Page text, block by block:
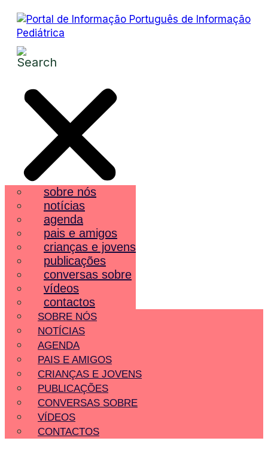
sobre nós
notícias
agenda
pais e amigos
crianças e jovens
publicações
conversas sobre
vídeos
contactos
SOBRE NÓS
NOTÍCIAS
AGENDA
PAIS E AMIGOS
CRIANÇAS E JOVENS
PUBLICAÇÕES
CONVERSAS SOBRE
VÍDEOS
CONTACTOS